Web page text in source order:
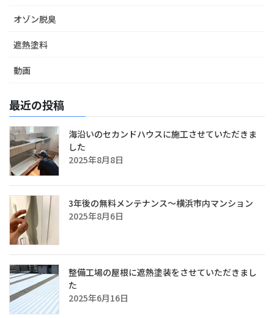
オゾン脱臭
遮熱塗料
動画
最近の投稿
海沿いのセカンドハウスに施工させていただきま
した
2025年8月8日
3年後の無料メンテナンス～横浜市内マンション
2025年8月6日
整備工場の屋根に遮熱塗装をさせていただきまし
た
2025年6月16日